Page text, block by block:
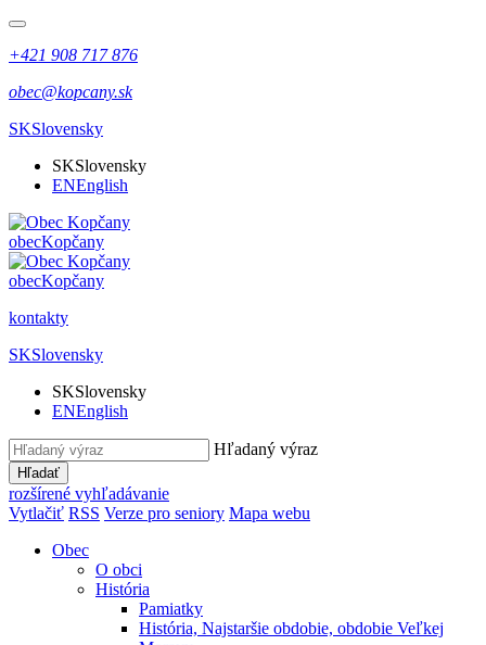
+421 908 717 876
obec@kopcany.sk
SKSlovensky
SKSlovensky
ENEnglish
obecKopčany
obecKopčany
kontakty
SKSlovensky
SKSlovensky
ENEnglish
Hľadaný výraz
Hľadať
rozšírené vyhľadávanie
Vytlačiť RSS Verze pro seniory Mapa webu
Obec
O obci
História
Pamiatky
História, Najstaršie obdobie, obdobie Veľkej